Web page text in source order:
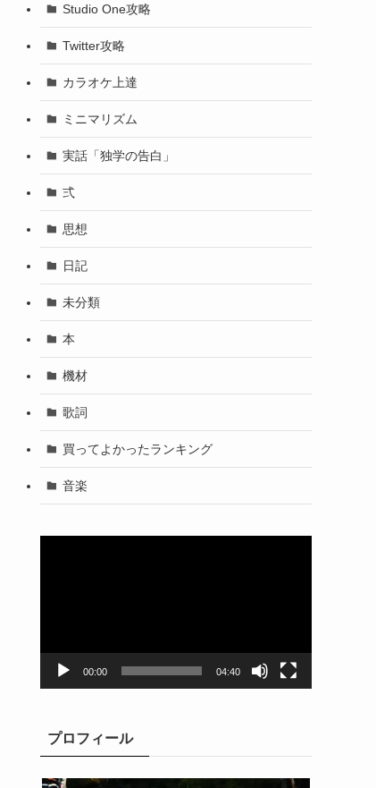
Studio One攻略
Twitter攻略
カラオケ上達
ミニマリズム
実話「独学の告白」
弍
思想
日記
未分類
本
機材
歌詞
買ってよかったランキング
音楽
00:00 04:40
プロフィール